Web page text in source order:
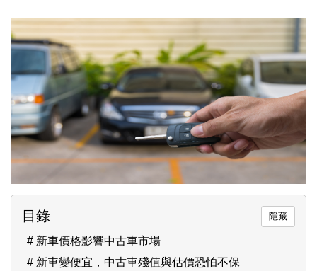
目錄
新車價格影響中古車市場
新車變便宜，中古車殘值與估價恐怕不保